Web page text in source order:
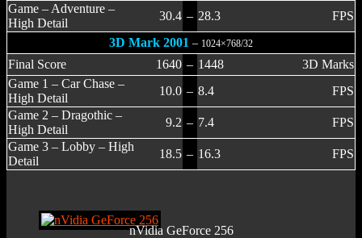
Game – Adventure –
High Detail
30.4 – 28.3
FPS
3D Mark 2001 – 1024×768/32
Final Score 1640 – 1448
3D Marks
Game 1 – Car Chase –
High Detail
10.0 – 8.4
FPS
Game 2 – Dragothic –
High Detail
9.2 – 7.4
FPS
Game 3 – Lobby – High
Detail
18.5 – 16.3 FPS
nVidia GeForce 256